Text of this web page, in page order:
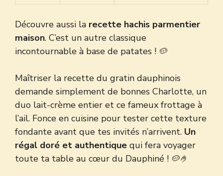
Découvre aussi la recette hachis parmentier
maison. C’est un autre classique
incontournable à base de patates ! 🥔
Maîtriser la recette du gratin dauphinois
demande simplement de bonnes Charlotte, un
duo lait-crème entier et ce fameux frottage à
l’ail. Fonce en cuisine pour tester cette texture
fondante avant que tes invités n’arrivent. Un
régal doré et authentique qui fera voyager
toute ta table au cœur du Dauphiné ! 🥔🤌